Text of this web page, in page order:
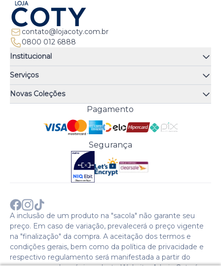
contato@lojacoty.com.br
0800 012 6888
Institucional
Quem somos
Quiz de fragrâncias
Trocas e Devoluções
Troque Fácil
Perguntas Frequentes
Política de Pagamento
Política de Entrega
Política de Privacidade
Comprar com CNPJ?
Sobre a COTY no mundo
Serviços
Atendimento
Meus Pedidos
Trabalhe Conosco
Preferências de Cookies
Novas Coleções
Cenoura & Bronze
Pagamento
Segurança
A inclusão de um produto na "sacola" não garante seu
preço. Em caso de variação, prevalecerá o preço vigente
na "finalização" da compra. A aceitação dos termos e
condições gerais, bem como da política de privacidade e
respectivo regulamento será manifestada a partir do